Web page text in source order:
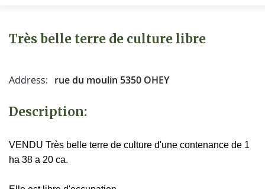
Très belle terre de culture libre
Address: rue du moulin 5350 OHEY
Description:
VENDU Très belle terre de culture d'une contenance de 1
ha 38 a 20 ca.